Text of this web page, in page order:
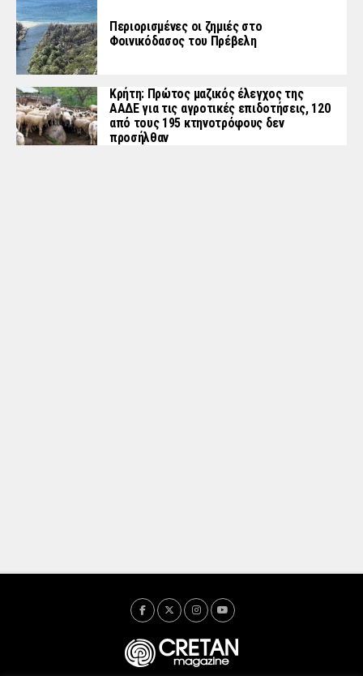
Περιορισμένες οι ζημιές στο
Φοινικόδασος του Πρέβελη
Κρήτη: Πρώτος μαζικός έλεγχος της
ΑΑΔΕ για τις αγροτικές επιδοτήσεις, 120
από τους 195 κτηνοτρόφους δεν
προσήλθαν